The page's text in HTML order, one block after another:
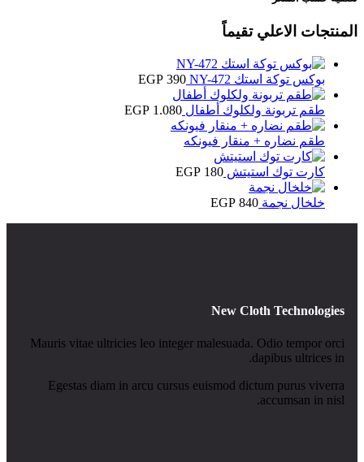
المنتجات الاعلي تقيماً
بوكس توكة استك NY-472 EGP 390
طقم تربونة ولكلوك أطفال EGP 1.080
طقم نضاره + منقار فيونكه
كارت توك استيتش EGP 180
خلخال نجمة EGP 840
New Cloth Technologies
Mauris vitae ultricies leo integer malesuada. Odio tempor orci
dapibus ultrices in.
Egestas diam in arcu cursus euismod dictum purus viverra
accumsan in nisl.